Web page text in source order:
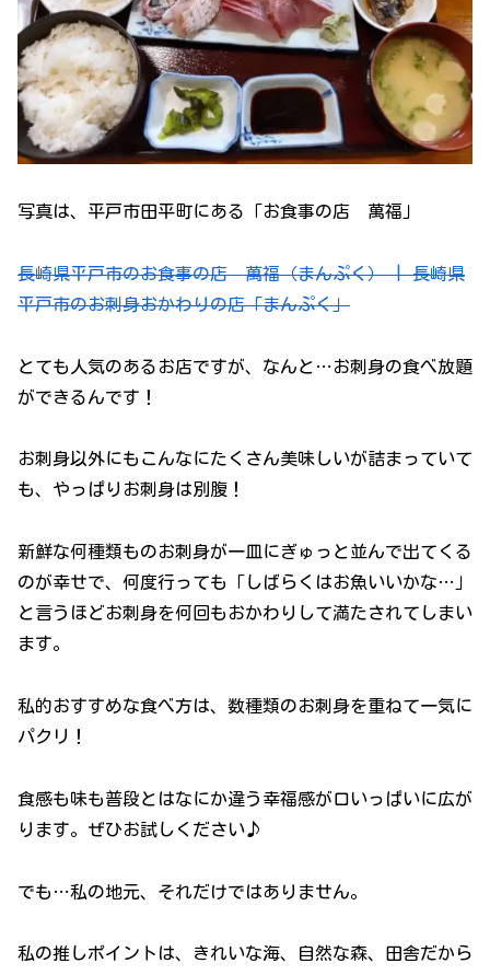
写真は、平戸市田平町にある「お食事の店 萬福」
長崎県平戸市のお食事の店 萬福（まんぷく） | 長崎県
平戸市のお刺身おかわりの店「まんぷく」
とても人気のあるお店ですが、なんと…お刺身の食べ放題
ができるんです！
お刺身以外にもこんなにたくさん美味しいが詰まっていて
も、やっぱりお刺身は別腹！
新鮮な何種類ものお刺身が一皿にぎゅっと並んで出てくる
のが幸せで、何度行っても「しばらくはお魚いいかな…」
と言うほどお刺身を何回もおかわりして満たされてしまい
ます。
私的おすすめな食べ方は、数種類のお刺身を重ねて一気に
パクリ！
食感も味も普段とはなにか違う幸福感が口いっぱいに広が
ります。ぜひお試しください♪
でも…私の地元、それだけではありません。
私の推しポイントは、きれいな海、自然な森、田舎だから